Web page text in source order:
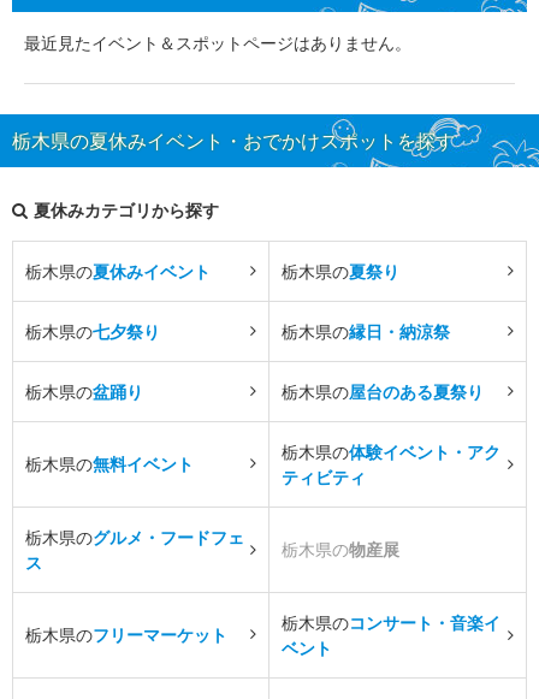
最近見たイベント＆スポットページはありません。
栃木県の夏休みイベント・おでかけスポットを探す
夏休みカテゴリから探す
栃木県の夏休みイベント 栃木県の夏祭り
栃木県の七夕祭り 栃木県の縁日・納涼祭
栃木県の盆踊り 栃木県の屋台のある夏祭り
栃木県の無料イベント
栃木県の体験イベント・アク
ティビティ
栃木県のグルメ・フードフェ
ス
栃木県の物産展
栃木県のフリーマーケット
栃木県のコンサート・音楽イ
ベント